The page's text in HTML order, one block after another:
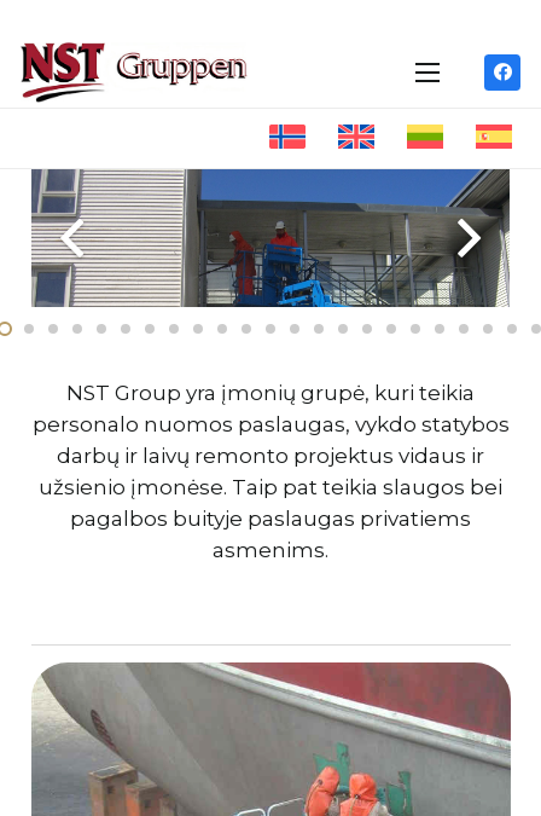
NST Group yra įmonių grupė, kuri teikia
personalo nuomos paslaugas, vykdo statybos
darbų ir laivų remonto projektus vidaus ir
užsienio įmonėse. Taip pat teikia slaugos bei
pagalbos buityje paslaugas privatiems
asmenims.